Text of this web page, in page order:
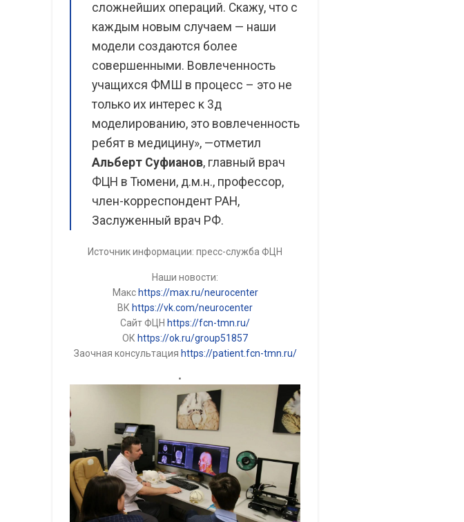
сложнейших операций. Скажу, что с
каждым новым случаем — наши
модели создаются более
совершенными. Вовлеченность
учащихся ФМШ в процесс – это не
только их интерес к 3д
моделированию, это вовлеченность
ребят в медицину», —отметил
Альберт Суфианов, главный врач
ФЦН в Тюмени, д.м.н., профессор,
член-корреспондент РАН,
Заслуженный врач РФ.
Источник информации: пресс-служба ФЦН
Наши новости:
Макс https://max.ru/neurocenter
ВК https://vk.com/neurocenter
Сайт ФЦН https://fcn-tmn.ru/
ОК https://ok.ru/group51857
Заочная консультация https://patient.fcn-tmn.ru/